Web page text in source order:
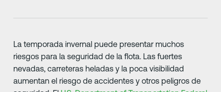
La temporada invernal puede presentar muchos
riesgos para la seguridad de la flota. Las fuertes
nevadas, carreteras heladas y la poca visibilidad
aumentan el riesgo de accidentes y otros peligros de